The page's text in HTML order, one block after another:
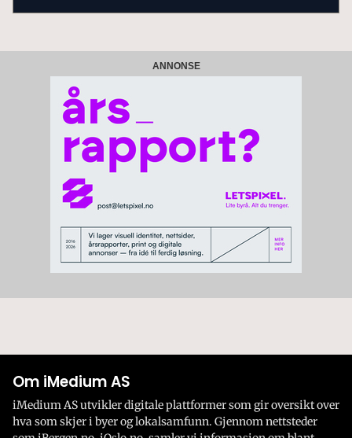
ANNONSE
Om iMedium AS
iMedium AS utvikler digitale plattformer som gir oversikt over
hva som skjer i byer og lokalsamfunn. Gjennom nettsteder